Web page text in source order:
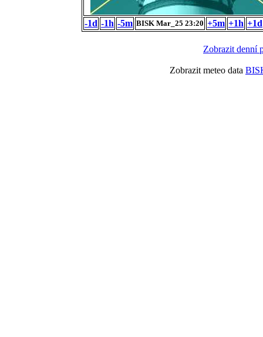
-1d -1h -5m BISK Mar_25 23:20 +5m +1h +1d
Zobrazit denní
Zobrazit meteo data